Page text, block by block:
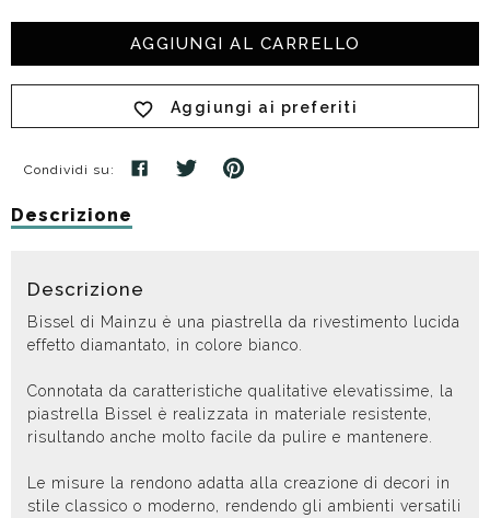
AGGIUNGI AL CARRELLO
Aggiungi ai preferiti
Condividi su:
Descrizione
Descrizione
Bissel di Mainzu è una piastrella da rivestimento lucida
effetto diamantato, in colore bianco.
Connotata da caratteristiche qualitative elevatissime, la
piastrella Bissel è realizzata in materiale resistente,
risultando anche molto facile da pulire e mantenere.
Le misure la rendono adatta alla creazione di decori in
stile classico o moderno, rendendo gli ambienti versatili